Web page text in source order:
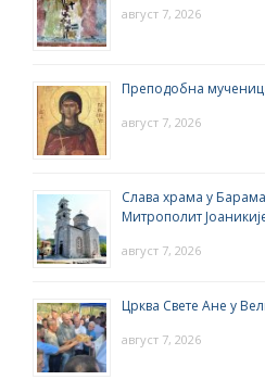
август 7, 2026
Преподобна
август 7, 2026
Слава храма у
Митрополит
август 7, 2026
Црква Свете Ане у
август 7, 2026